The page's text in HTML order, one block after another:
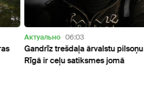
Актуально 06:03
Gandrīz trešdaļa ārvalstu
Rīgā ir ceļu satiksmes jomā